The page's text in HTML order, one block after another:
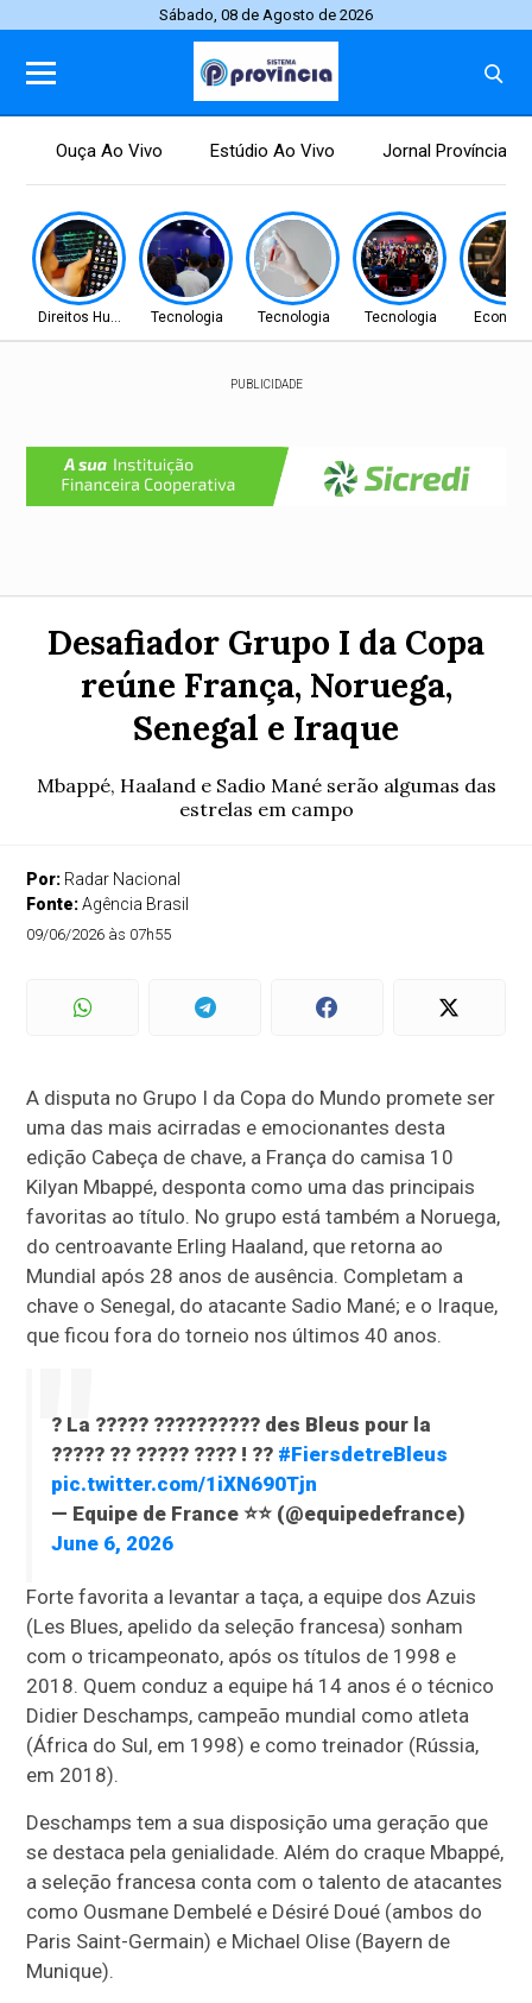
Sábado, 08 de Agosto de 2026
Ouça Ao Vivo Estúdio Ao Vivo Jornal Província
Direitos HumanosTecnologia Tecnologia Tecnologia
PUBLICIDADE
Desafiador Grupo I da Copa
reúne França, Noruega,
Senegal e Iraque
Mbappé, Haaland e Sadio Mané serão algumas das
estrelas em campo
Por: Radar Nacional
Fonte:Agência Brasil
09/06/2026 às 07h55
A disputa no Grupo I da Copa do Mundo promete ser
uma das mais acirradas e emocionantes desta
edição Cabeça de chave, a França do camisa 10
Kilyan Mbappé, desponta como uma das principais
favoritas ao título. No grupo está também a Noruega,
do centroavante Erling Haaland, que retorna ao
Mundial após 28 anos de ausência. Completam a
chave o Senegal, do atacante Sadio Mané; e o Iraque,
que ficou fora do torneio nos últimos 40 anos.
? La ????? ?????????? des Bleus pour la
????? ?? ????? ???? ! ?? #FiersdetreBleus
pic.twitter.com/1iXN690Tjn
— Equipe de France ⭐⭐ (@equipedefrance)
June 6, 2026
Forte favorita a levantar a taça, a equipe dos Azuis
(Les Blues, apelido da seleção francesa) sonham
com o tricampeonato, após os títulos de 1998 e
2018. Quem conduz a equipe há 14 anos é o técnico
Didier Deschamps, campeão mundial como atleta
(África do Sul, em 1998) e como treinador (Rússia,
em 2018).
Deschamps tem a sua disposição uma geração que
se destaca pela genialidade. Além do craque Mbappé,
a seleção francesa conta com o talento de atacantes
como Ousmane Dembelé e Désiré Doué (ambos do
Paris Saint-Germain) e Michael Olise (Bayern de
Munique).